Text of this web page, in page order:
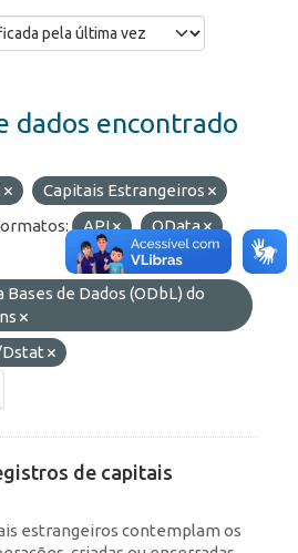
dados encontrado
Capitais Estrangeiros
API
OData
de Dados (ODbL) do
Dstat
de capitais
estrangeiros contemplam os